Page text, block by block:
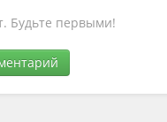
Будьте первыми!